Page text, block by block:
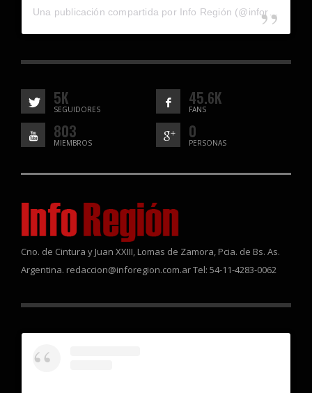
Una publicación compartida por Info Región (@inforegion_redes)
5K
SEGUIDORES
45.6K
FANS
803
MIEMBROS
0
PERSONAS
Cno. de Cintura y Juan XXIII, Lomas de Zamora, Pcia. de Bs. As.
Argentina. redaccion@inforegion.com.ar Tel: 54-11-4283-0062